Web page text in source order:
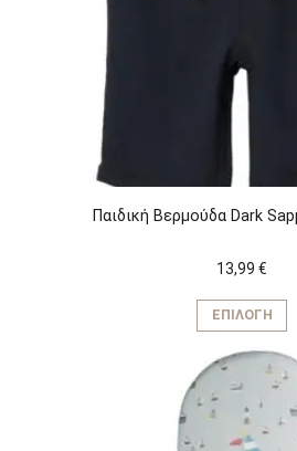
Παιδική Βερμούδα Dark
13,99 €
ΕΠΙΛΟΓΉ